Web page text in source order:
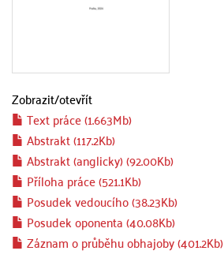
Zobrazit/otevřít
Text práce (1.663Mb)
Abstrakt (117.2Kb)
Abstrakt (anglicky) (92.00Kb)
Příloha práce (521.1Kb)
Posudek vedoucího (38.23Kb)
Posudek oponenta (40.08Kb)
Záznam o průběhu obhajoby (401.2Kb)